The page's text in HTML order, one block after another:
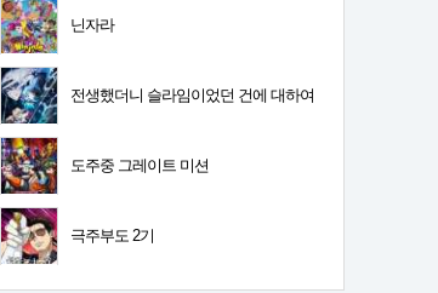
닌자라
전생했더니 슬라임이었던 건에 대하여
도주중 그레이트 미션
극주부도 2기